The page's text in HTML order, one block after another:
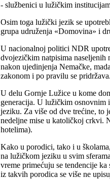
- službenici u lužičkim
Osim toga lužički jezik se
grupa udruženja «Domovina» i
U nacionalnoj politici NDR
dvojezičkim natpisima naseljenih
nakon ujedinjenja Nemačke,
zakonom i po pravilu se
U delu Gornje Lužice u kome
generacija. U lužičkim osnovnim
jeziku. Za više od dve trećine, to
nedeljne mise u katoličkoj crkvi.
hotelima).
Kako u porodici, tako i u
na lužičkom jeziku u svim
vreme primećuju se tendencije
iz takvih porodica se više ne